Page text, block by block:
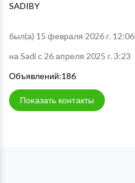
SADIBY
был(а) 15 февраля 2026 г. 12:06
на Sadi с 26 апреля 2025 г. 3:23
Объявлений:186
Показать контакты